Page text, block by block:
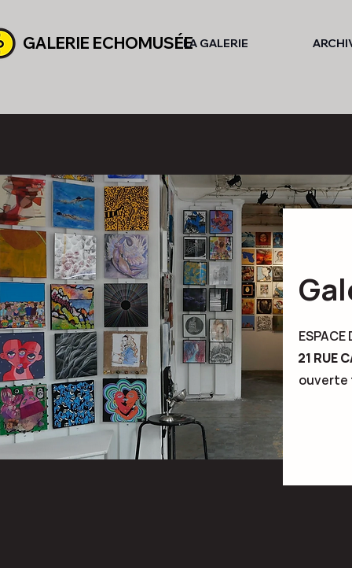
GALERIE ECHOMUSÉELA GALERIE
ESPACE
21 RUE
ouverte